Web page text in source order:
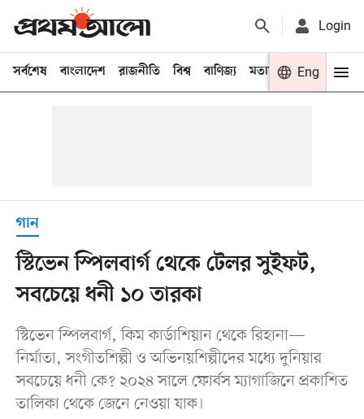
Login
সর্বশেষ বাংলাদেশ রাজনীতি বিশ্ব বাণিজ্য মতামত খেলা
Eng
গান
স্টিভেন স্পিলবার্গ থেকে টেলর সুইফট,
সবচেয়ে ধনী ১০ তারকা
স্টিভেন স্পিলবার্গ, কিম কার্ডাশিয়ান থেকে রিহানা—
নির্মাতা, সংগীতশিল্পী ও অভিনয়শিল্পীদের মধ্যে দুনিয়ার
সবচেয়ে ধনী কে? ২০২৪ সালে ফোর্বস ম্যাগাজিনে প্রকাশিত
তালিকা থেকে জেনে নেওয়া যাক।